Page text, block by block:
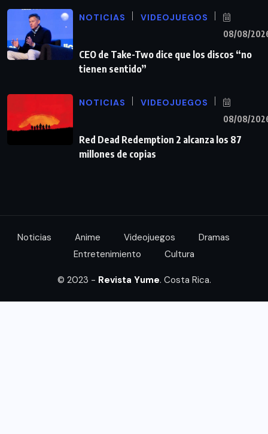
NOTICIAS VIDEOJUEGOS
08/08/
CEO de Take-Two dice que los discos “no
tienen sentido”
NOTICIAS VIDEOJUEGOS
08/08/
Red Dead Redemption 2 alcanza los 87
millones de copias
Noticias Anime Videojuegos
Dramas
Entretenimiento
Cultura
© 2023 - Revista Yume. Costa Rica.